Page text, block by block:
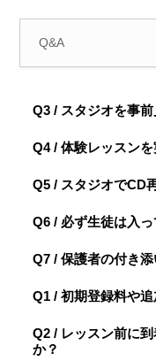
Q&A
Q3 / スタジオを事
Q4 / 体験レッスン
Q5 / スタジオでCD
Q6 / 必ず生徒は入
Q7 / 保護者の付き
Q1 / 初期登録料や
Q2 / レッスン前に
か？